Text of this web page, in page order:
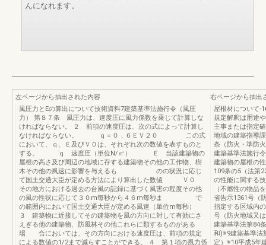
んになれます。
左ページから抽出された内容
風圧力とEの算出について技術資料7建築基準法施行令（風圧
力） 第８７条 風圧力は、速度圧に風力係数を乗じて計算しな
ければならない。 ２ 前項の速度圧は、次の式によって計算し
なければならない。 ｑ＝０．６ＥＶ２０ この式
において、ｑ、Ｅ及びＶ０は、それぞれ次の数値を表すものと
する。 ｑ 速度圧（単位N/㎡） Ｅ 当該建築物の
屋根の高さ及び周辺の地域に存する建築物その他の工作物、樹
木その他の風速に影響を与えるも のの状況に応じ
て国土交通大臣が定める方法により算出した数値 Ｖ０
その地方における過去の台風の記録に基づく風害の程度その他
の風の性状に応じて３０m毎秒から４６m毎秒ま で
の範囲内において国土交通大臣が定める風速（単位m毎秒）
３ 建築物に近接してその建築物を風の方向に対して有効にさ
えぎる他の建築物、防風林その他これらに類するものがある
場 合においては、その方向における速度圧は、前項の規定
による数値の1/2まで減らすことができる。 ４ 第１項の風力係
右ページから抽出
屋根材について-
規定解釈は用途
主事または指定
地域の建築指導
条（防火・準防
建築基準法施行
建築物の屋根の
109条の5（法第
の性能に関する
（不燃性の物品
省告示1361号（
指定する区域内
号（防火地域又
建築基準法第84
和)※9建築基準法
定）※10平成5年